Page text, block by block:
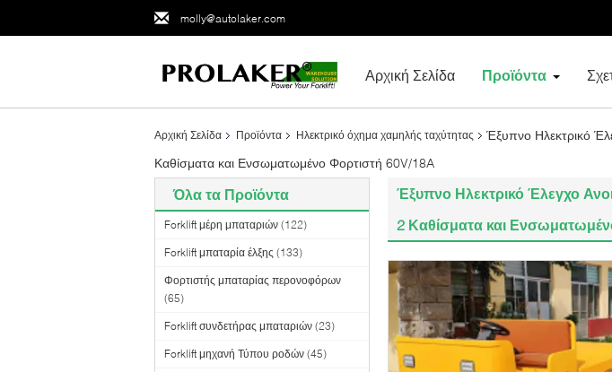
molly@autolaker.com
Αρχική Σελίδα Προϊόντα
Αρχική Σελίδα Προϊόντα Ηλεκτρικό όχημα χαμηλής ταχύτητας
Έξυπνο Ηλεκτρικό
Καθίσματα και Ενσωματωμένο Φορτιστή 60V/18A
Όλα τα Προϊόντα
Forklift μέρη μπαταριών (122)
Forklift μπαταρία έλξης (133)
Φορτιστής μπαταρίας περονοφόρων
(65)
Forklift συνδετήρας μπαταριών (23)
Forklift μηχανή Τύπου ροδών (45)
Έξυπνο Ηλεκτρικό Έλεγχο
2 Καθίσματα και